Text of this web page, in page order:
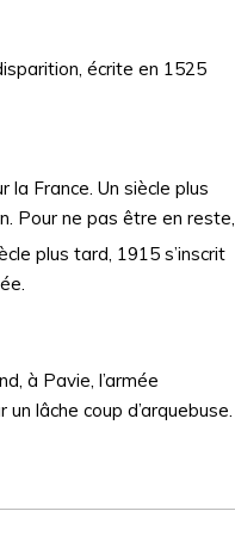
écrite en 1525
France. Un siècle plus
Pour ne pas être en reste,
plus tard, 1915 s’inscrit
à Pavie, l’armée
lâche coup d’arquebuse.